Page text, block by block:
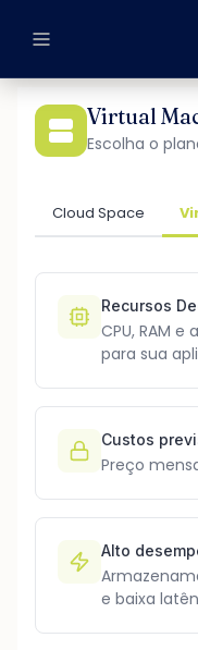
BRL
Virtual
Escolha o
Cloud Space
Recursos
CPU, RAM
para sua
Custos
Preço
Alto
e baixa